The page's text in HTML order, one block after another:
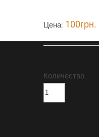
Цена: 100грн.
Количество